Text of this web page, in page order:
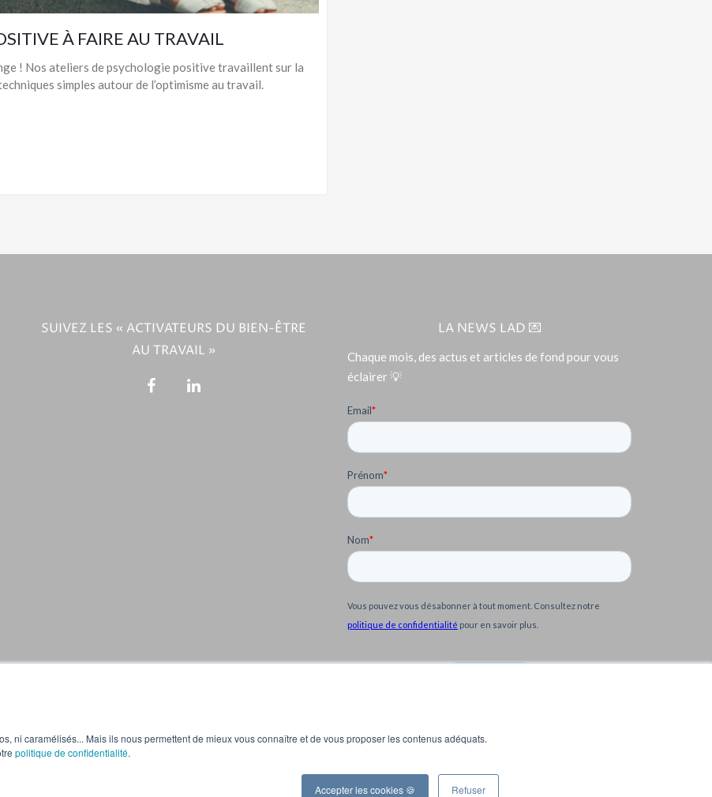
ni caramélisés... Mais ils nous permettent de mieux vous connaître et de vous proposer les contenus adéquats.
politique de confidentialité.
Accepter les cookies 🍪 Refuser
À FAIRE AU TRAVAIL
! Nos ateliers de psychologie positive travaillent sur la
simples autour de l’optimisme au travail.
SUIVEZ LES « ACTIVATEURS DU BIEN-ÊTRE
AU TRAVAIL »
LA NEWS LAD 💌
Chaque mois, des actus et articles de fond pour vous
éclairer 💡